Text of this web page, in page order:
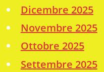
Dicembre 2025
Novembre 2025
Ottobre 2025
Settembre 2025